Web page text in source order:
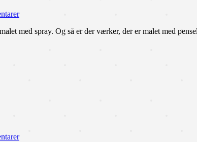
med spray. Og så er der værker, der er malet med